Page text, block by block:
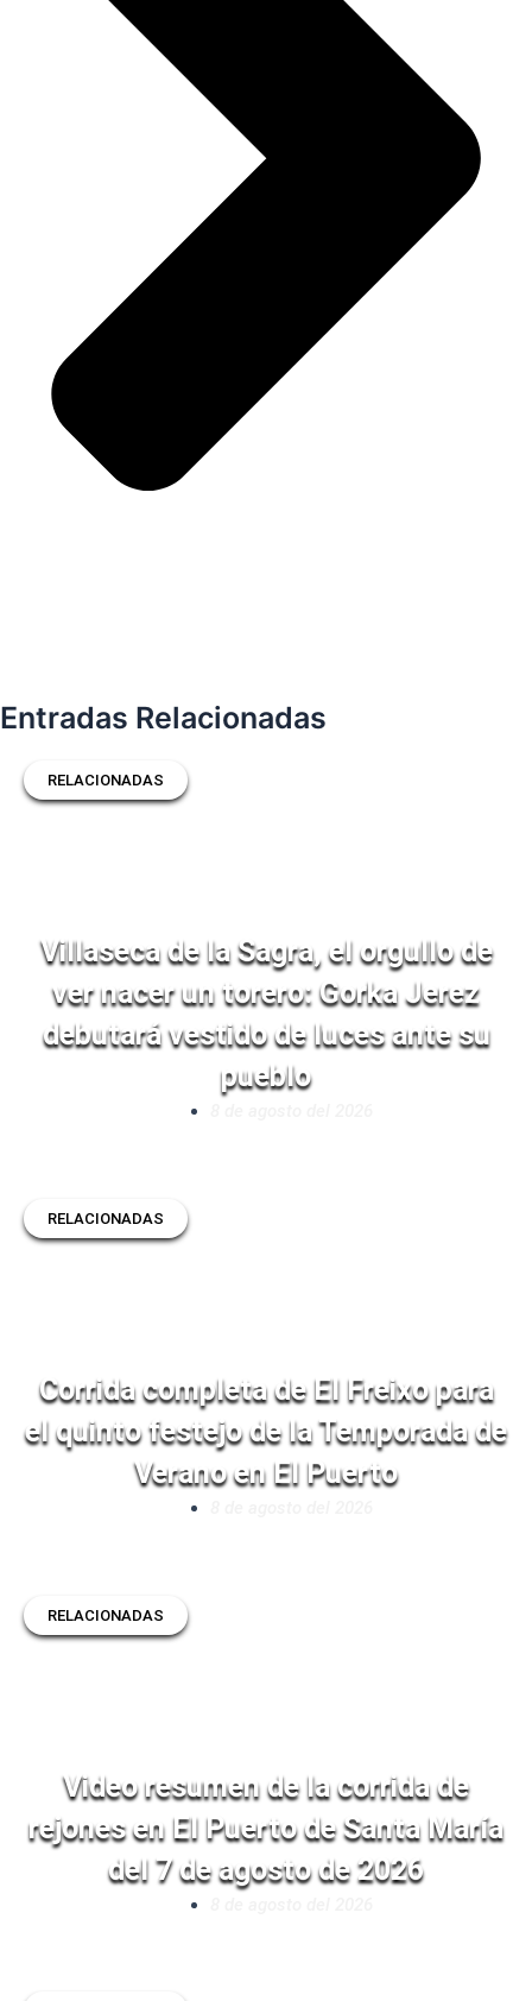
Entradas Relacionadas
RELACIONADAS
Villaseca de la Sagra, el orgullo de
ver nacer un torero: Gorka Jerez
debutará vestido de luces ante su
pueblo
RELACIONADAS
Corrida completa de El Freixo para
el quinto festejo de la Temporada de
Verano en El Puerto
RELACIONADAS
Video resumen de la corrida de
rejones en El Puerto de Santa María
del 7 de agosto de 2026